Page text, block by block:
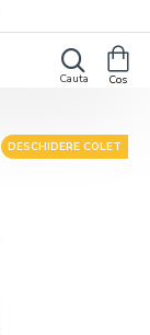
DESCHIDERE COLET